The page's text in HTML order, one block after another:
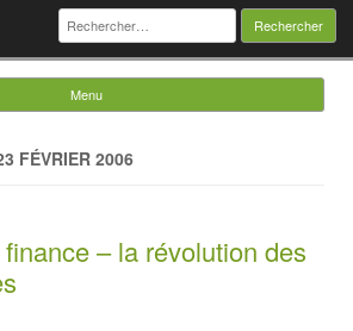
Rechercher :
Menu
FÉVRIER 2006
– la révolution des